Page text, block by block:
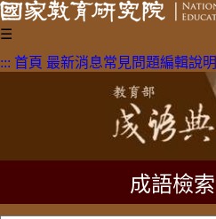
☰
::: 首頁 最新消息常見問題編輯說明
成語檢索